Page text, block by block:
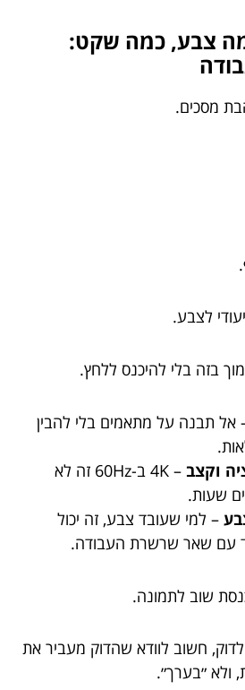
צבע, כמה שקט:
מסכים.
לצבע.
בזה בלי להיכנס ללחץ.
אל תבנה על מתאמים בלי להבין
וקצב
– 4K ב-60Hz זה לא
שעות.
– למי שעובד צבע, זה יכול
עם שאר שרשרת העבודה.
שוב לתמונה.
חשוב לוודא שהדוק מעביר את
״בערך״.